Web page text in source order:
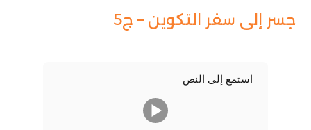
جسر إلى سفر التكوين – ج5
استمع إلى النص